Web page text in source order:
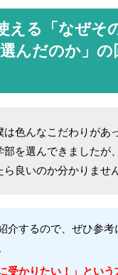
える「なぜそ
んだのか」の
は色んなこだわりがあ
部を選んできましたが
ら良いのか分かりませ
介するので、ぜひ参考
受かりたい！」という